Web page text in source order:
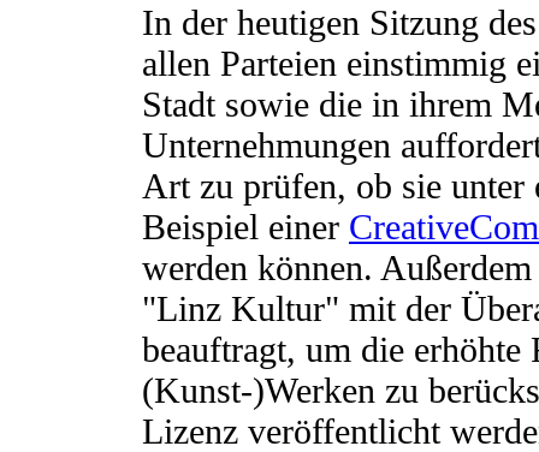
In der heutigen Sitzung
allen Parteien einstimmig
Stadt sowie die in ihrem
Unternehmungen
Art zu prüfen, ob sie
Beispiel einer
werden können.
"Linz Kultur" mit der
beauftragt, um die
(Kunst-)Werken zu
Lizenz veröffentlicht